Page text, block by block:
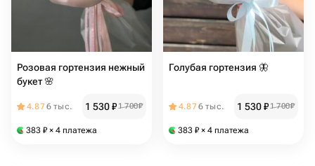
Розовая гортензия нежный
букет 🌸
4.876 тыс. 1 530₽1 700₽
383 ₽ × 4 платежа
Голубая гортензия 🦋
4.876 тыс. 1 530₽1 700₽
383 ₽ × 4 платежа